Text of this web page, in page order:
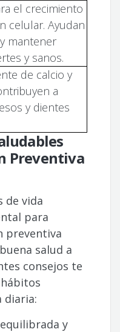
el crecimiento
celular. Ayudan
mantener
y sanos.
de calcio y
a
y dientes
Preventiva
de vida
para
preventiva
salud a
consejos te
diaria:
y